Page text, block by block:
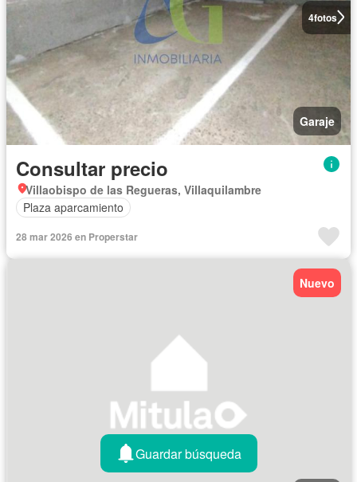
4fotos
Garaje
Consultar precio
Villaobispo de las Regueras, Villaquilambre
Plaza aparcamiento
28 mar 2026 en Properstar
Nuevo
Guardar búsqueda